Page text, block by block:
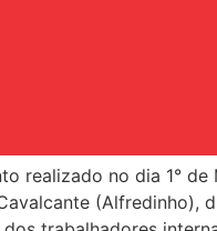
realizado no dia 1°
(Alfredinho),